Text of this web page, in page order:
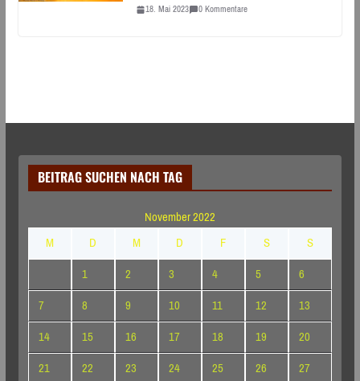
18. Mai 2023 0 Kommentare
BEITRAG SUCHEN NACH TAG
November 2022
M
D M D F S
S
1
2 3 4 5
6
7
8 9 10 11 12
13
14
15 16 17 18 19
20
21
22 23 24 25 26
27